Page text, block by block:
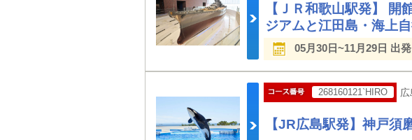
【ＪＲ和歌山駅発】
ジアムと江田島・海上
05月30日~11月29日 出発
268160121`HIRO
【JR広島駅発】神戸